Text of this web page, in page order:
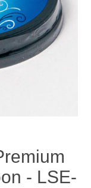
- LSE-